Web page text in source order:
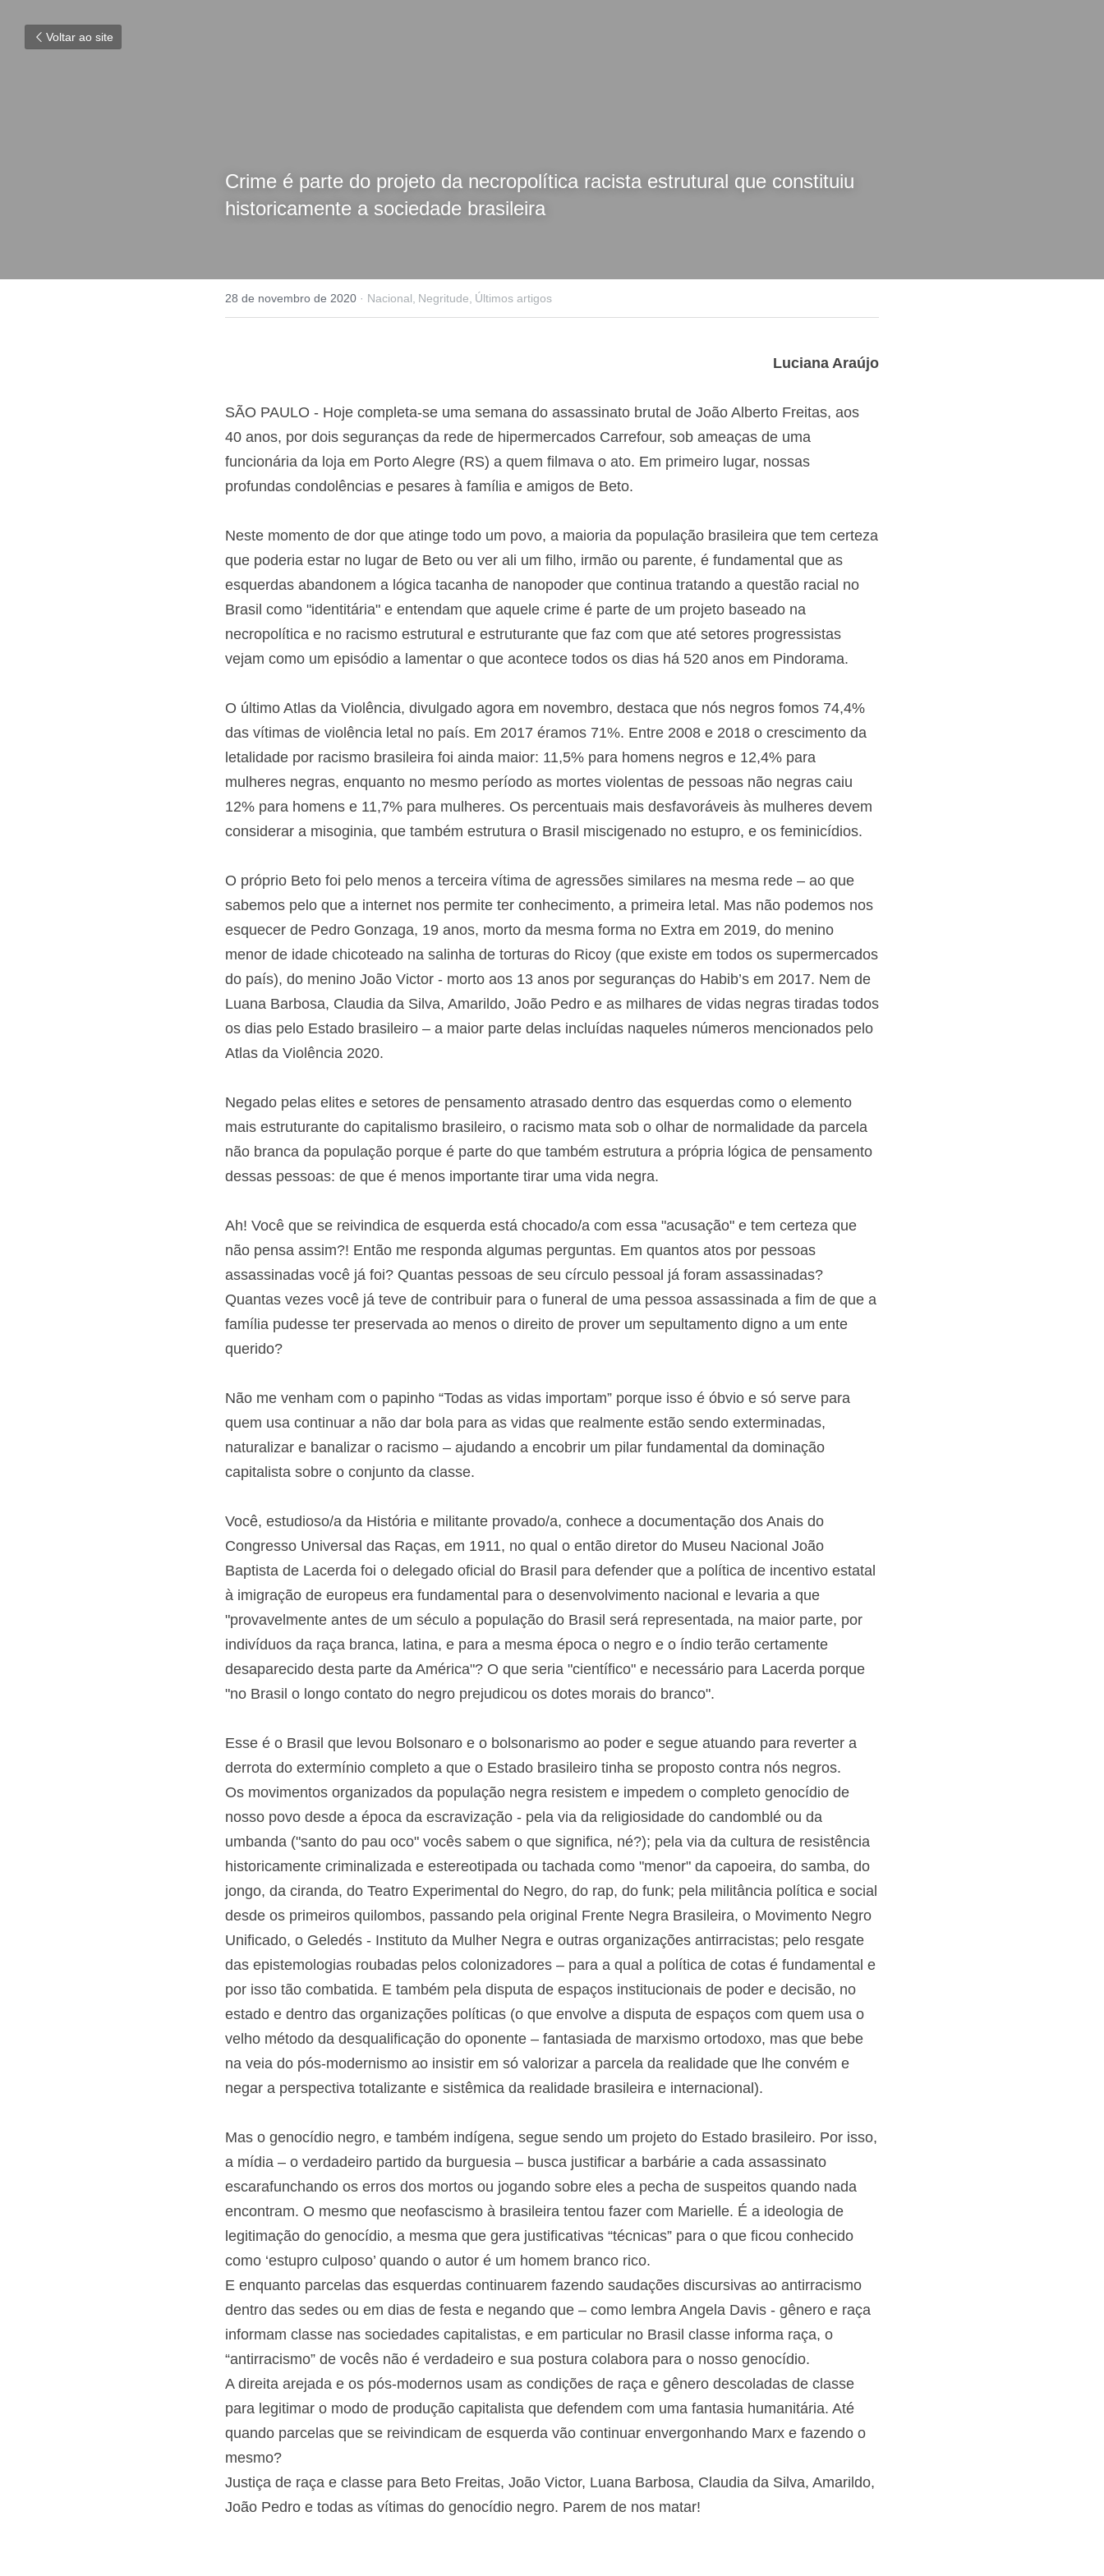
Voltar ao site
Crime é parte do projeto da necropolítica racista estrutural que constituiu
historicamente a sociedade brasileira
28 de novembro de 2020 ·Nacional,Negritude,Últimos artigos
Luciana Araújo
SÃO PAULO - Hoje completa-se uma semana do assassinato brutal de João Alberto Freitas,
aos 40 anos, por dois seguranças da rede de hipermercados Carrefour, sob ameaças de uma
funcionária da loja em Porto Alegre (RS) a quem filmava o ato. Em primeiro lugar, nossas
profundas condolências e pesares à família e amigos de Beto.
Neste momento de dor que atinge todo um povo, a maioria da população brasileira que tem
certeza que poderia estar no lugar de Beto ou ver ali um filho, irmão ou parente, é fundamental
que as esquerdas abandonem a lógica tacanha de nanopoder que continua tratando a questão
racial no Brasil como "identitária" e entendam que aquele crime é parte de um projeto baseado
na necropolítica e no racismo estrutural e estruturante que faz com que até setores
progressistas vejam como um episódio a lamentar o que acontece todos os dias há 520 anos
O último Atlas da Violência, divulgado agora em novembro, destaca que nós negros fomos
74,4% das vítimas de violência letal no país. Em 2017 éramos 71%. Entre 2008 e 2018 o
crescimento da letalidade por racismo brasileira foi ainda maior: 11,5% para homens negros e
12,4% para mulheres negras, enquanto no mesmo período as mortes violentas de pessoas não
negras caiu 12% para homens e 11,7% para mulheres. Os percentuais mais desfavoráveis às
e os feminicídios.
O próprio Beto foi pelo menos a terceira vítima de agressões similares na mesma rede – ao que
sabemos pelo que a internet nos permite ter conhecimento, a primeira letal. Mas não podemos
nos esquecer de Pedro Gonzaga, 19 anos, morto da mesma forma no Extra em 2019, do menino
menor de idade chicoteado na salinha de torturas do Ricoy (que existe em todos os
supermercados do país), do menino João Victor - morto aos 13 anos por seguranças do
Habib’s em 2017. Nem de Luana Barbosa, Claudia da Silva, Amarildo, João Pedro e as milhares
naqueles números mencionados pelo Atlas da Violência 2020.
Negado pelas elites e setores de pensamento atrasado dentro das esquerdas como o elemento
mais estruturante do capitalismo brasileiro, o racismo mata sob o olhar de normalidade da
pensamento dessas pessoas: de que é menos importante tirar uma vida negra.
Ah! Você que se reivindica de esquerda está chocado/a com essa "acusação" e tem certeza
que não pensa assim?! Então me responda algumas perguntas. Em quantos atos por pessoas
assassinadas você já foi? Quantas pessoas de seu círculo pessoal já foram assassinadas?
Quantas vezes você já teve de contribuir para o funeral de uma pessoa assassinada a fim de
ente querido?
Não me venham com o papinho “Todas as vidas importam” porque isso é óbvio e só serve para
quem usa continuar a não dar bola para as vidas que realmente estão sendo exterminadas,
capitalista sobre o conjunto da classe.
Você, estudioso/a da História e militante provado/a, conhece a documentação dos Anais do
Congresso Universal das Raças, em 1911, no qual o então diretor do Museu Nacional João
Baptista de Lacerda foi o delegado oficial do Brasil para defender que a política de incentivo
estatal à imigração de europeus era fundamental para o desenvolvimento nacional e levaria a
que "provavelmente antes de um século a população do Brasil será representada, na maior
parte, por indivíduos da raça branca, latina, e para a mesma época o negro e o índio terão
Lacerda porque "no Brasil o longo contato do negro prejudicou os dotes morais do branco".
Esse é o Brasil que levou Bolsonaro e o bolsonarismo ao poder e segue atuando para reverter a
derrota do extermínio completo a que o Estado brasileiro tinha se proposto contra nós negros.
Os movimentos organizados da população negra resistem e impedem o completo genocídio de
nosso povo desde a época da escravização - pela via da religiosidade do candomblé ou da
umbanda ("santo do pau oco" vocês sabem o que significa, né?); pela via da cultura de
resistência historicamente criminalizada e estereotipada ou tachada como "menor" da capoeira,
do samba, do jongo, da ciranda, do Teatro Experimental do Negro, do rap, do funk; pela
militância política e social desde os primeiros quilombos, passando pela original Frente Negra
Brasileira, o Movimento Negro Unificado, o Geledés - Instituto da Mulher Negra e outras
organizações antirracistas; pelo resgate das epistemologias roubadas pelos colonizadores –
para a qual a política de cotas é fundamental e por isso tão combatida. E também pela disputa
de espaços institucionais de poder e decisão, no estado e dentro das organizações políticas (o
que envolve a disputa de espaços com quem usa o velho método da desqualificação do
insistir em só valorizar a parcela da realidade que lhe convém e negar a perspectiva totalizante
e sistêmica da realidade brasileira e internacional).
Mas o genocídio negro, e também indígena, segue sendo um projeto do Estado brasileiro. Por
isso, a mídia – o verdadeiro partido da burguesia – busca justificar a barbárie a cada
assassinato escarafunchando os erros dos mortos ou jogando sobre eles a pecha de suspeitos
quando nada encontram. O mesmo que neofascismo à brasileira tentou fazer com Marielle. É a
ideologia de legitimação do genocídio, a mesma que gera justificativas “técnicas” para o que
ficou conhecido como ‘estupro culposo’ quando o autor é um homem branco rico.
E enquanto parcelas das esquerdas continuarem fazendo saudações discursivas ao
antirracismo dentro das sedes ou em dias de festa e negando que – como lembra Angela Davis
- gênero e raça informam classe nas sociedades capitalistas, e em particular no Brasil classe
informa raça, o “antirracismo” de vocês não é verdadeiro e sua postura colabora para o nosso
genocídio.
A direita arejada e os pós-modernos usam as condições de raça e gênero descoladas de classe
para legitimar o modo de produção capitalista que defendem com uma fantasia humanitária. Até